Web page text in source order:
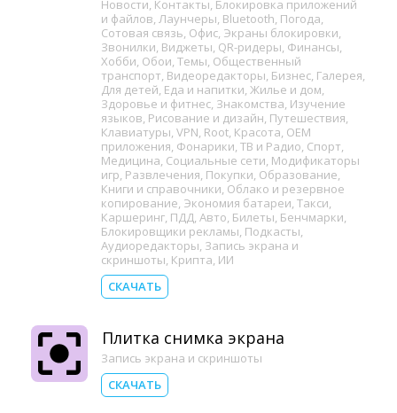
Новости, Контакты, Блокировка приложений
и файлов, Лаунчеры, Bluetooth, Погода,
Сотовая связь, Офис, Экраны блокировки,
Звонилки, Виджеты, QR-ридеры, Финансы,
Хобби, Обои, Темы, Общественный
транспорт, Видеоредакторы, Бизнес, Галерея,
Для детей, Еда и напитки, Жилье и дом,
Здоровье и фитнес, Знакомства, Изучение
языков, Рисование и дизайн, Путешествия,
Клавиатуры, VPN, Root, Красота, OEM
приложения, Фонарики, ТВ и Радио, Спорт,
Медицина, Социальные сети, Модификаторы
игр, Развлечения, Покупки, Образование,
Книги и справочники, Облако и резервное
копирование, Экономия батареи, Такси,
Каршеринг, ПДД, Авто, Билеты, Бенчмарки,
Блокировщики рекламы, Подкасты,
Аудиоредакторы, Запись экрана и
скриншоты, Крипта, ИИ
СКАЧАТЬ
Плитка снимка экрана
Запись экрана и скриншоты
СКАЧАТЬ